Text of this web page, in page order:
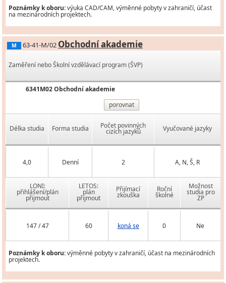
Poznámky k oboru:výuka CAD/CAM, výměnné pobyty v zahraničí, účast
na mezinárodních projektech.
M 63-41-M/02 Obchodní akademie
Zaměření nebo Školní vzdělávací program (ŠVP)
6341M02 Obchodní akademie
porovnat
Délka studia Forma studia Počet povinných
cizích jazyků Vyučované jazyky
4,0 Denní 2 A, N, Š, R
LONI:
přihlášení/plán
přijmout
LETOS:
plán
přijmout
Přijímací
zkouška
Roční
školné
Možnost
studia pro
ZP
147 / 47 60 koná se 0 Ne
Poznámky k oboru:výměnné pobyty v zahraničí, účast na mezinárodních
projektech.